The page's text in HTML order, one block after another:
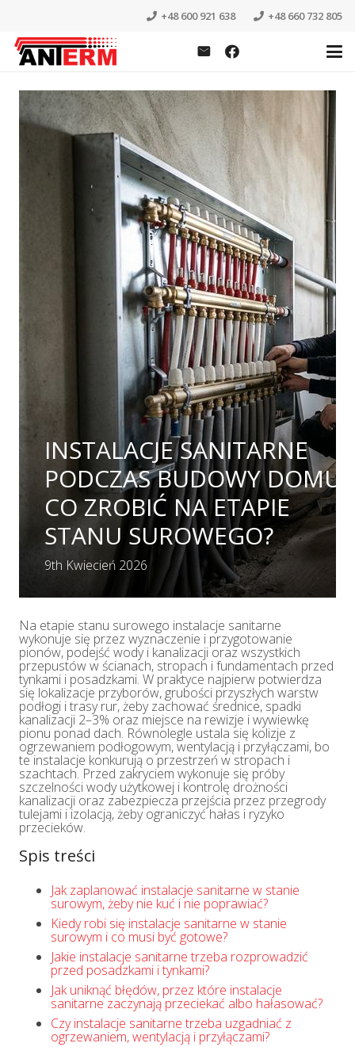
+48 600 921 638 +48 660 732 805
INSTALACJE SANITARNE
PODCZAS BUDOWY DOMU
CO ZROBIĆ NA ETAPIE
STANU SUROWEGO?
9th Kwiecień 2026
Na etapie stanu surowego instalacje sanitarne
wykonuje się przez wyznaczenie i przygotowanie
pionów, podejść wody i kanalizacji oraz wszystkich
przepustów w ścianach, stropach i fundamentach przed
tynkami i posadzkami. W praktyce najpierw potwierdza
się lokalizacje przyborów, grubości przyszłych warstw
podłogi i trasy rur, żeby zachować średnice, spadki
kanalizacji 2–3% oraz miejsce na rewizje i wywiewkę
pionu ponad dach. Równolegle ustala się kolizje z
ogrzewaniem podłogowym, wentylacją i przyłączami, bo
te instalacje konkurują o przestrzeń w stropach i
szachtach. Przed zakryciem wykonuje się próby
szczelności wody użytkowej i kontrolę drożności
kanalizacji oraz zabezpiecza przejścia przez przegrody
tulejami i izolacją, żeby ograniczyć hałas i ryzyko
przecieków.
Spis treści
Jak zaplanować instalacje sanitarne w stanie
surowym, żeby nie kuć i nie poprawiać?
Kiedy robi się instalacje sanitarne w stanie
surowym i co musi być gotowe?
Jakie instalacje sanitarne trzeba rozprowadzić
przed posadzkami i tynkami?
Jak uniknąć błędów, przez które instalacje
sanitarne zaczynają przeciekać albo hałasować?
Czy instalacje sanitarne trzeba uzgadniać z
ogrzewaniem, wentylacją i przyłączami?